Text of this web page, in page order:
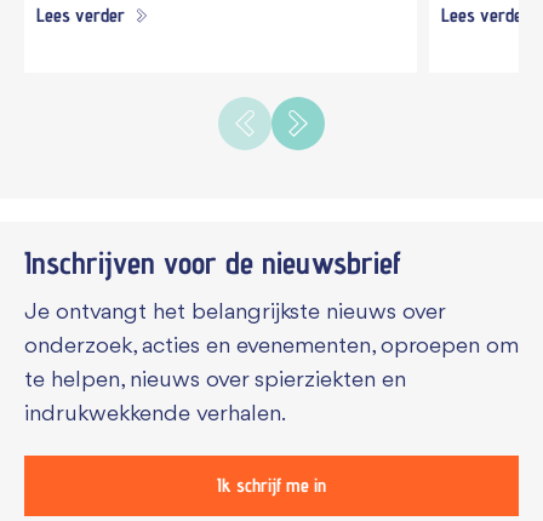
Lees verder Lees verder
Inschrijven voor de nieuwsbrief
Je ontvangt het belangrijkste nieuws over
onderzoek, acties en evenementen, oproepen om
te helpen, nieuws over spierziekten en
indrukwekkende verhalen.
Ik schrijf me in